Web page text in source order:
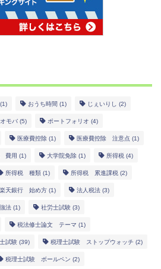
(1) おうち時間 (1) じぇいりし (2)
モバ (5) ポートフォリオ (4)
医療費控除 (1) 医療費控除 注意点 (1)
費用 (1) 大学院免除 (1) 所得税 (4)
所得税 種類 (1) 所得税 累進課税 (2)
楽天銀行 始め方 (1) 法人税法 (3)
法 (1) 社労士試験 (3)
税法修士論文 テーマ (1)
試験 (39) 税理士試験 ストップウォッチ (2)
税理士試験 ボールペン (2)